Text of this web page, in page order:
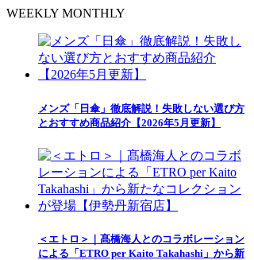
WEEKLY MONTHLY
メンズ「日傘」徹底解説！失敗しない選び方
とおすすめ商品紹介【2026年5月更新】
＜エトロ＞｜髙橋海人とのコラボレーション
による「ETRO per Kaito Takahashi」から新